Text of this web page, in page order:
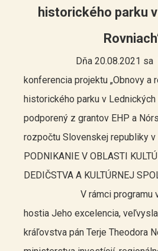
historického parku
Dňa 20.08.2021 sa
konferencia projektu „Obnovy a
historického parku v Lednických
podporený z grantov EHP a
rozpočtu Slovenskej republiky v
PODNIKANIE V OBLASTI
DEDIČSTVA A KULTÚRNEJ
V rámci programu
hostia Jeho excelencia,
kráľovstva pán Terje Theodora